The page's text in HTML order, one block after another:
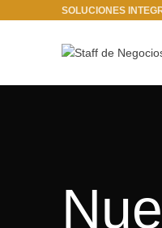
SOLUCIONES